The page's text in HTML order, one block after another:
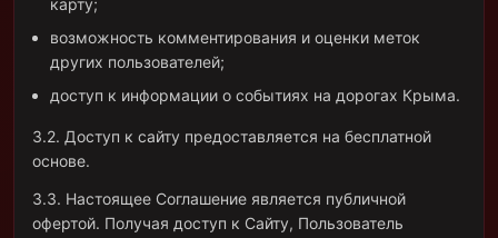
карту;
возможность комментирования и оценки меток
других пользователей;
доступ к информации о событиях на дорогах Крыма.
3.2. Доступ к сайту предоставляется на бесплатной
основе.
3.3. Настоящее Соглашение является публичной
офертой. Получая доступ к Сайту, Пользователь